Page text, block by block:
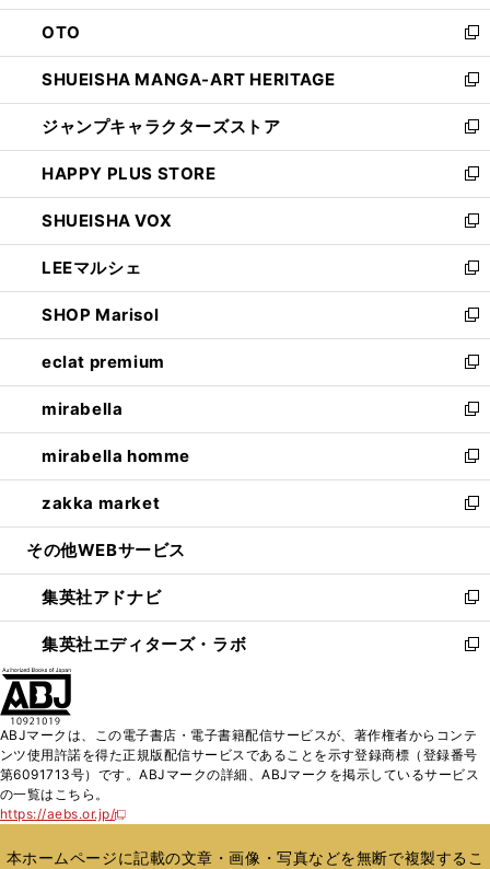
ウ
で
開
く
ン
ド
ウ
で
開
く
OTO
新
し
い
ウ
ィ
ン
ド
ウ
で
開
く
SHUEISHA MANGA-ART HERITAGE
新
し
い
ウ
ィ
ン
ド
ウ
で
開
く
ジャンプキャラクターズストア
新
し
い
ウ
ィ
ン
ド
ウ
で
開
く
HAPPY PLUS STORE
新
し
い
ウ
ィ
ン
ド
ウ
で
開
く
SHUEISHA VOX
新
し
い
ウ
ィ
ン
ド
ウ
で
開
く
LEEマルシェ
新
し
い
ウ
ィ
ン
ド
ウ
で
開
く
SHOP Marisol
新
し
い
ウ
ィ
ン
ド
ウ
で
開
eclat premium
新
し
い
ウ
ィ
ン
ド
ウ
開
く
mirabella
新
し
い
ウ
ィ
ン
ウ
で
開
く
mirabella homme
新
し
い
ウ
ン
ド
ウ
で
zakka market
新
し
ウ
ィ
ン
ド
く
その他WEBサービス
集英社アドナビ
新
し
い
ド
ウ
で
集英社エディターズ・ラボ
新
ィ
ン
ド
開
ABJマークは、この電子書店・電子書籍配信サービスが、著作権者からコンテ
ンツ使用許諾を得た正規版配信サービスであることを示す登録商標（登録番号
第6091713号）です。ABJマークの詳細、ABJマークを掲示しているサービス
の一覧はこちら。
https://aebs.or.jp/
新
い
本ホームページに記載の文章・画像・写真などを無断で複製するこ